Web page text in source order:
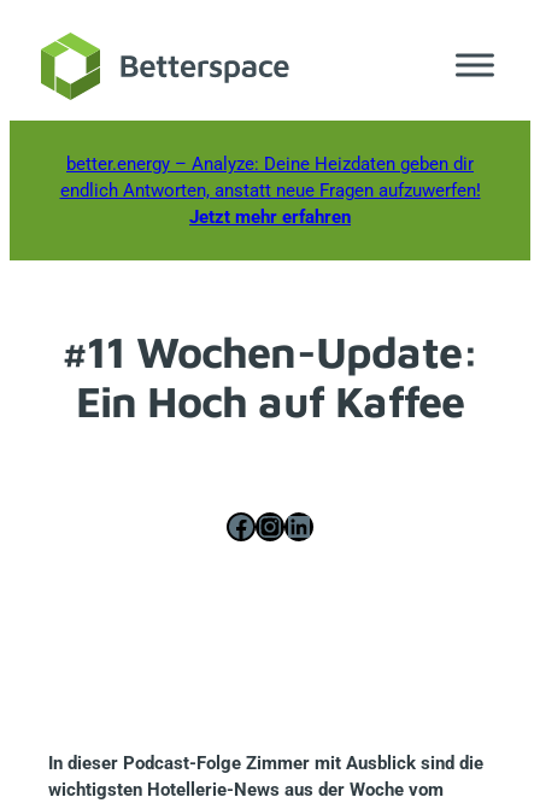
Inhalt
springen
better.energy – Analyze: Deine Heizdaten geben dir
endlich Antworten, anstatt neue Fragen aufzuwerfen!
Jetzt mehr erfahren
#11 Wochen-Update:
Ein Hoch auf Kaffee
Facebook
Instagram
LinkedIn
In dieser Podcast-Folge Zimmer mit Ausblick sind die
wichtigsten Hotellerie-News aus der Woche vom